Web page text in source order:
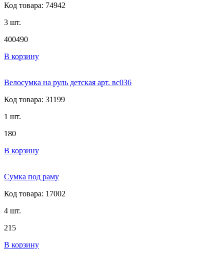
Код товара: 74942
3 шт.
400490
В корзину
Велосумка на руль детская арт. вс036
Код товара: 31199
1 шт.
180
В корзину
Сумка под раму
Код товара: 17002
4 шт.
215
В корзину